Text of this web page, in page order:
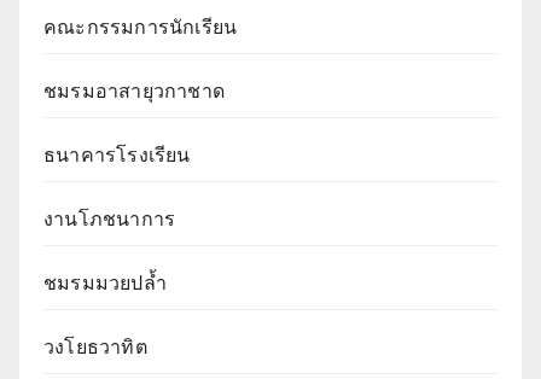
คณะกรรมการนักเรียน
ชมรมอาสายุวกาชาด
ธนาคารโรงเรียน
งานโภชนาการ
ชมรมมวยปล้ำ
วงโยธวาทิต